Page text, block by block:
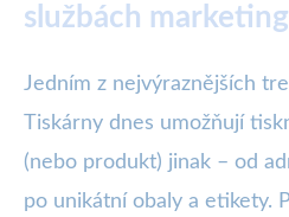
službách
Jedním z nejvýraznějších
Tiskárny dnes umožňují
(nebo produkt) jinak – od
po unikátní obaly a etikety.